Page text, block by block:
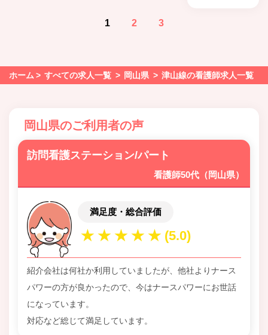
1 2 3
ホーム すべての求人一覧 岡山県 津山線の看護師求人一覧
岡山県のご利用者の声
訪問看護ステーション/パート
看護師50代（岡山県）
満足度・総合評価
紹介会社は何社か利用していましたが、他社よりナース
パワーの方が良かったので、今はナースパワーにお世話
になっています。
対応など総じて満足しています。